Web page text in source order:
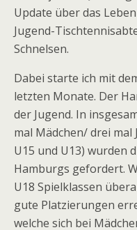
Update über das
Jugend-
Schnelsen.
Dabei starte ich mit
letzten Monate. Der
der Jugend. In
mal Mädchen/ drei mal
U15 und U13) wurden
Hamburgs gefordert.
U18 Spielklassen
gute Platzierungen
welche sich bei